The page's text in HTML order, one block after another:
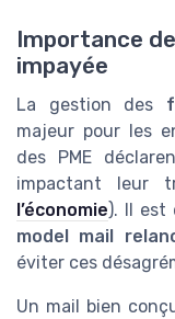
Importance
impayée
La gestion des
majeur pour les
des PME
impactant leur
l’économie). Il est
model mail
éviter ces
Un mail bien